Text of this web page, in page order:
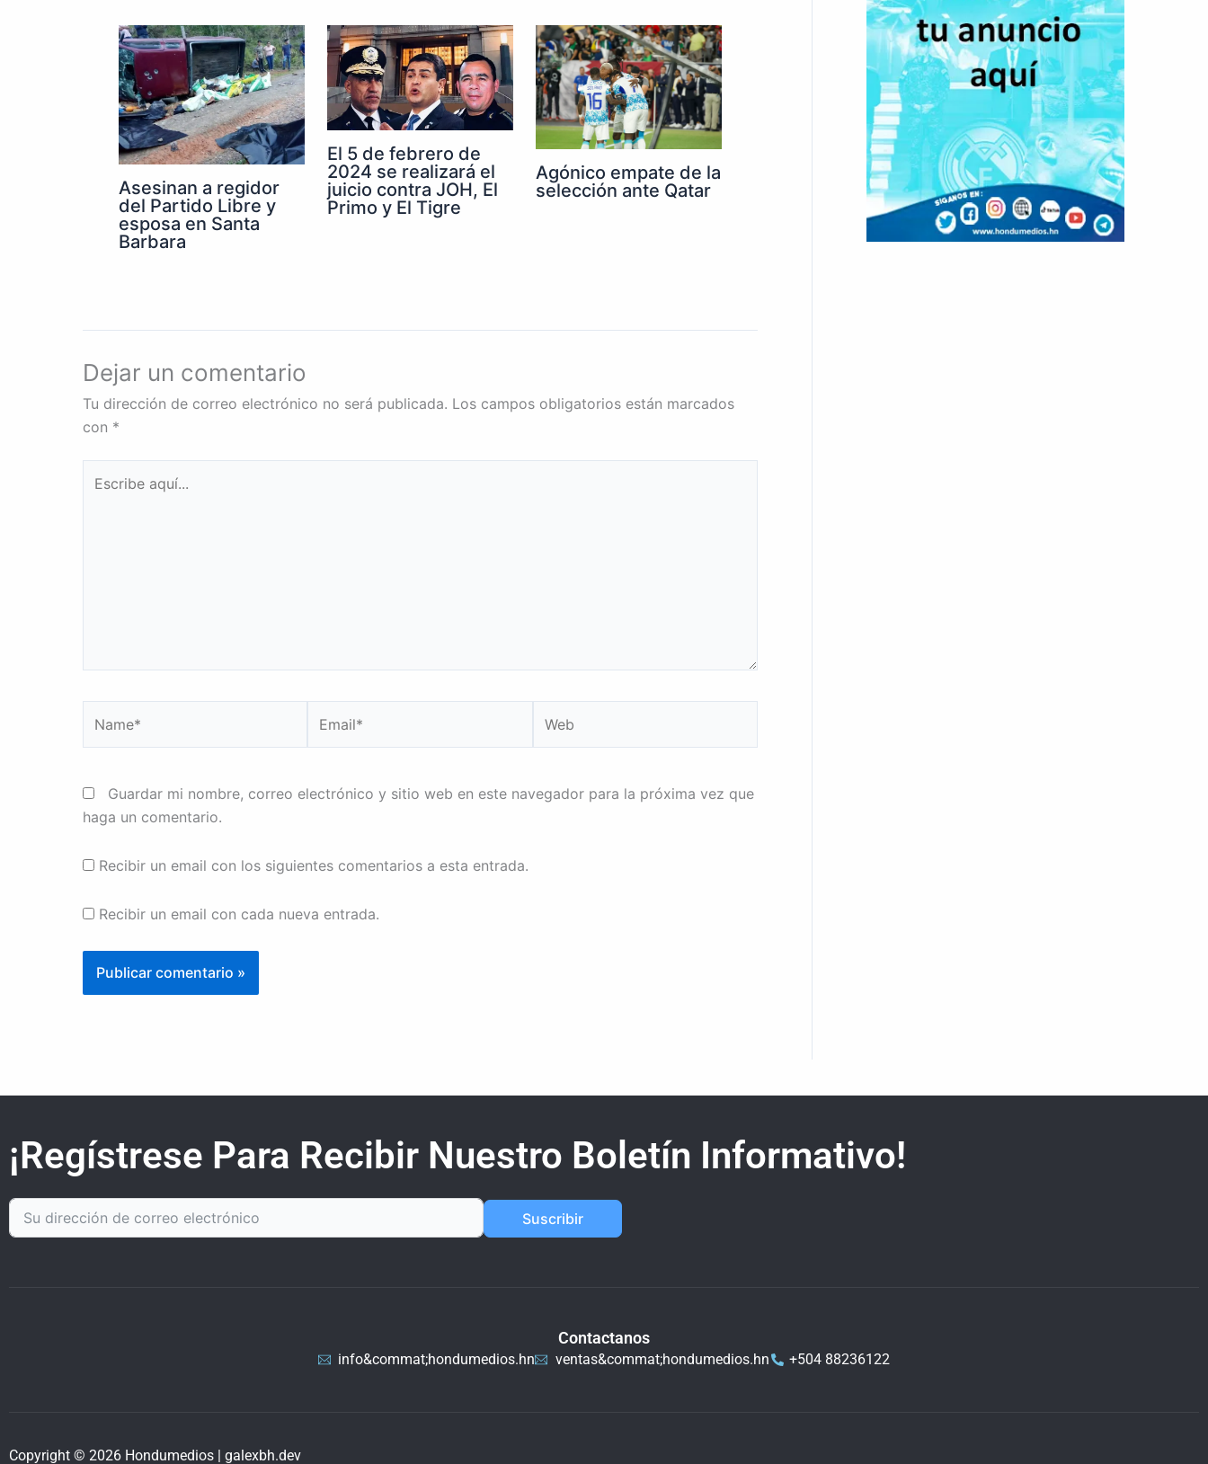
Asesinan a regidor
del Partido Libre y
esposa en Santa
Barbara
El 5 de febrero de
2024 se realizará el
juicio contra JOH, El
Primo y El Tigre
Agónico empate de la
selección ante Qatar
Dejar un comentario
Tu dirección de correo electrónico no será publicada. Los campos obligatorios están marcados
con *
aquí...
Guardar mi nombre, correo electrónico y sitio web en este navegador para la próxima vez que
haga un comentario.
Recibir un email con los siguientes comentarios a esta entrada.
Recibir un email con cada nueva entrada.
¡Regístrese Para Recibir Nuestro Boletín Informativo!
Suscribir
Contactanos
info&commat;hondumedios.hn ventas&commat;hondumedios.hn +504 88236122
Copyright © 2026 Hondumedios | galexbh.dev